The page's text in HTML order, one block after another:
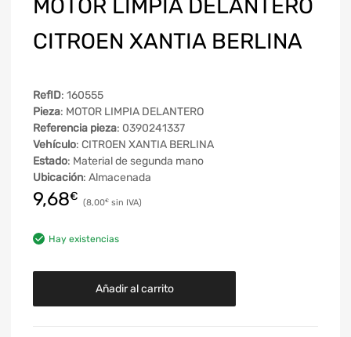
MOTOR LIMPIA DELANTERO
CITROEN XANTIA BERLINA
RefID: 160555
Pieza: MOTOR LIMPIA DELANTERO
Referencia pieza: 0390241337
Vehículo: CITROEN XANTIA BERLINA
Estado: Material de segunda mano
Ubicación: Almacenada
9,68€ 8,00€
Hay existencias
Añadir al carrito